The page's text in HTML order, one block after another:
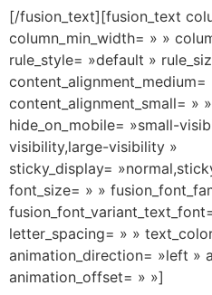
[/fusion_text][fusion_text
column_min_width= » »
rule_style= »default »
content_alignment_medium=
content_alignment_small= »
hide_on_mobile= »small-
visibility,large-visibility »
sticky_display=
font_size= » »
letter_spacing= » »
animation_direction= »left »
animation_offset= » »]